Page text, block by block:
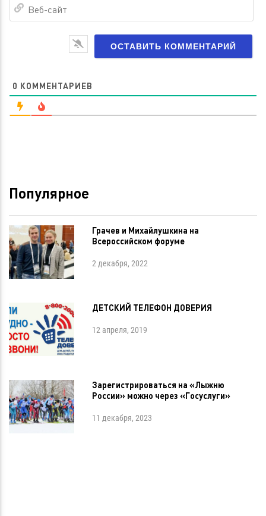
0 КОММЕНТАРИЕВ
Популярное
Грачев и Михайлушкина на
Всероссийском форуме
2 декабря, 2022
ДЕТСКИЙ ТЕЛЕФОН ДОВЕРИЯ
12 апреля, 2019
Зарегистрироваться на «Лыжню
России» можно через «Госуслуги»
11 декабря, 2023